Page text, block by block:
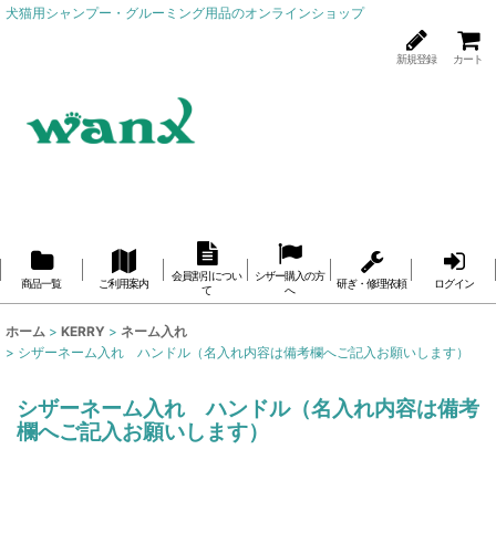
犬猫用シャンプー・グルーミング用品のオンラインショップ
新規登録 カート
商品一覧 ご利用案内
会員割引につい
て
シザー購入の方
へ
研ぎ・修理依頼 ログイン
ホーム > KERRY > ネーム入れ
> シザーネーム入れ ハンドル（名入れ内容は備考欄へご記入お願いします）
シザーネーム入れ ハンドル（名入れ内容は備考
欄へご記入お願いします）